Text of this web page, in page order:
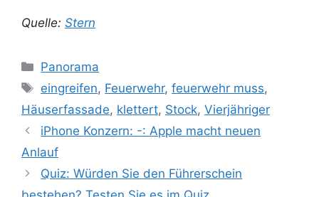
Quelle: Stern
Kategorien
Panorama
Schlagwörter
eingreifen, Feuerwehr,feuerwehr muss,
Häuserfassade, klettert, Stock, Vierjähriger
iPhone Konzern: -: Apple macht neuen
Anlauf
Quiz: Würden Sie den Führerschein